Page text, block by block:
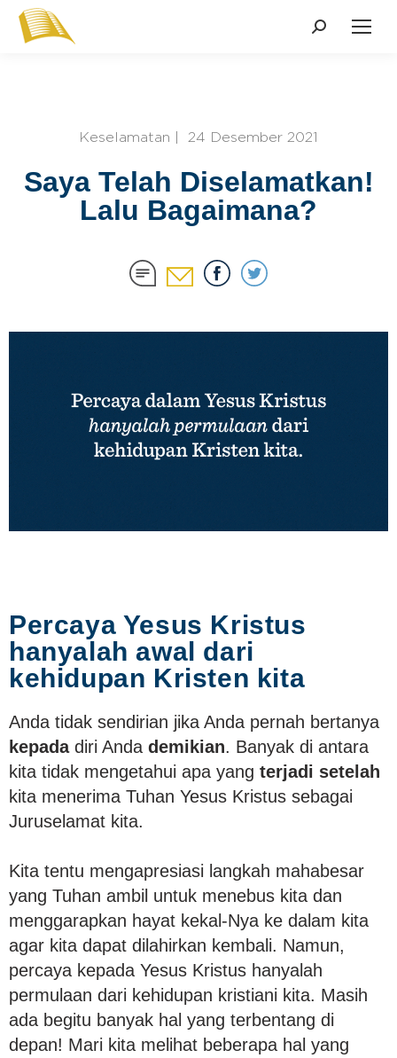
Keselamatan | 24 Desember 2021
Saya Telah Diselamatkan!
Lalu Bagaimana?
Percaya Yesus Kristus
hanyalah awal dari
kehidupan Kristen kita
Anda tidak sendirian jika Anda pernah bertanya
kepadadiri Anda demikian. Banyak di antara
kita tidak mengetahui apa yang terjadi setelah
kita menerima Tuhan Yesus Kristus sebagai
Juruselamat kita.
Kita tentu mengapresiasi langkah mahabesar
yang Tuhan ambil untuk menebus kita dan
menggarapkan hayat kekal-Nya ke dalam kita
agar kita dapat dilahirkan kembali. Namun,
percaya kepada Yesus Kristus hanyalah
permulaan dari kehidupan kristiani kita. Masih
ada begitu banyak hal yang terbentang di
depan! Mari kita melihat beberapa hal yang